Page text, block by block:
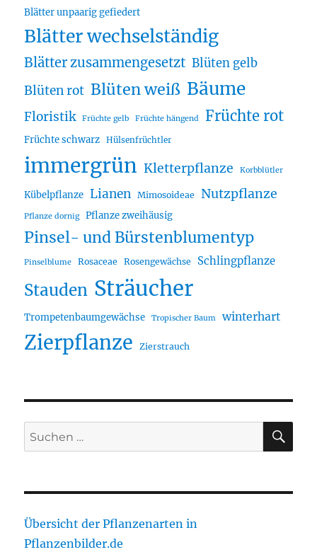
Blätter unpaarig gefiedert
Blätter wechselständig
Blätter zusammengesetzt Blüten gelb
Blüten rot Blüten weiß Bäume
Floristik Früchte gelb Früchte hängend Früchte rot
Früchte schwarz Hülsenfrüchtler
immergrün Kletterpflanze Korbblütler
Kübelpflanze Lianen Mimosoideae Nutzpflanze
Pflanze dornig Pflanze zweihäusig
Pinsel- und Bürstenblumentyp
Pinselblume Rosaceae Rosengewächse Schlingpflanze
Stauden Sträucher
Trompetenbaumgewächse Tropischer Baum winterhart
Zierpflanze Zierstrauch
Suche
nach:
Übersicht der Pflanzenarten in
Pflanzenbilder.de